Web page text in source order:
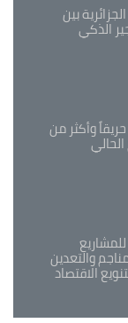
بين
الذكي
للغابات: 445 حريقاً وأكثر من
والتعدين
الاقتصاد